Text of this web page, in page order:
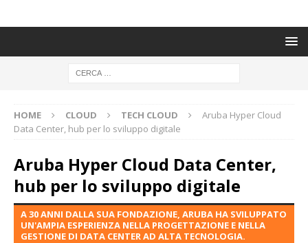
HOME CLOUD TECH CLOUD
Aruba Hyper Cloud
Data Center, hub per lo sviluppo digitale
Aruba Hyper Cloud Data Center,
hub per lo sviluppo digitale
A 30 ANNI DALLA SUA FONDAZIONE, ARUBA HA SVILUPPATO
UN'AMPIA ESPERIENZA NELLA PROGETTAZIONE E NELLA
GESTIONE DI DATA CENTER AD ALTA TECNOLOGIA.